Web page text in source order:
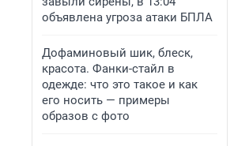
объявлена угроза атаки БПЛА
Дофаминовый шик, блеск,
красота. Фанки-стайл в
одежде: что это такое и как
его носить — примеры
образов с фото